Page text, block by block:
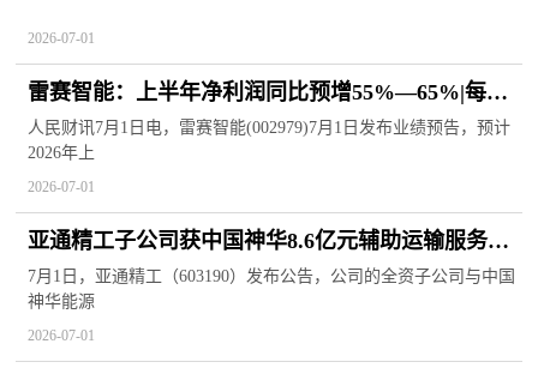
2026-07-01
雷赛智能：上半年净利润同比预增55%—65%|每日
聚焦
人民财讯7月1日电，雷赛智能(002979)7月1日发布业绩预告，预计
2026年上
2026-07-01
亚通精工子公司获中国神华8.6亿元辅助运输服务订
单
7月1日，亚通精工（603190）发布公告，公司的全资子公司与中国
神华能源
2026-07-01